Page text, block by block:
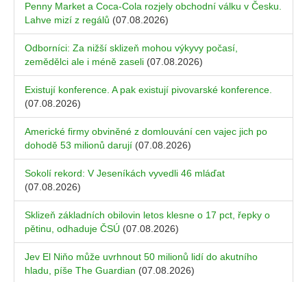
Penny Market a Coca-Cola rozjely obchodní válku v Česku.
Lahve mizí z regálů (07.08.2026)
Odborníci: Za nižší sklizeň mohou výkyvy počasí,
zemědělci ale i méně zaseli (07.08.2026)
Existují konference. A pak existují pivovarské konference.
(07.08.2026)
Americké firmy obviněné z domlouvání cen vajec jich po
dohodě 53 milionů darují (07.08.2026)
Sokolí rekord: V Jeseníkách vyvedli 46 mláďat
(07.08.2026)
Sklizeň základních obilovin letos klesne o 17 pct, řepky o
pětinu, odhaduje ČSÚ (07.08.2026)
Jev El Niňo může uvrhnout 50 milionů lidí do akutního
hladu, píše The Guardian (07.08.2026)